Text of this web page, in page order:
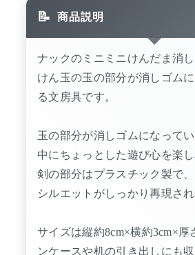
商品説明
ナックのミニミニけんだま消し
けん玉の玉の部分が消しゴム
る文房具です。
玉の部分が消しゴムになって
中にちょっとした遊び心を楽し
剣の部分はプラスチック製で
シルエットがしっかり再現され
サイズは縦約8cm×横約3cm×厚
ンケースや机の引き出しにも